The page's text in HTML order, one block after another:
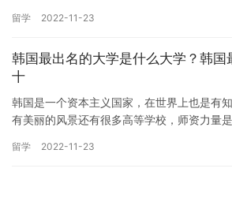
一起来…
留学 2022-11-23
韩国最出名的大学是什么大学？韩国
十
韩国是一个资本主义国家，在世界上也是有
有美丽的风景还有很多高等学校，师资力量
名前十…
留学 2022-11-23